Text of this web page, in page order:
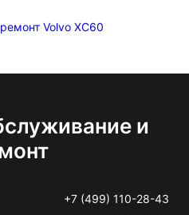
Volvo XC60
и
+7 (499) 110-28-43